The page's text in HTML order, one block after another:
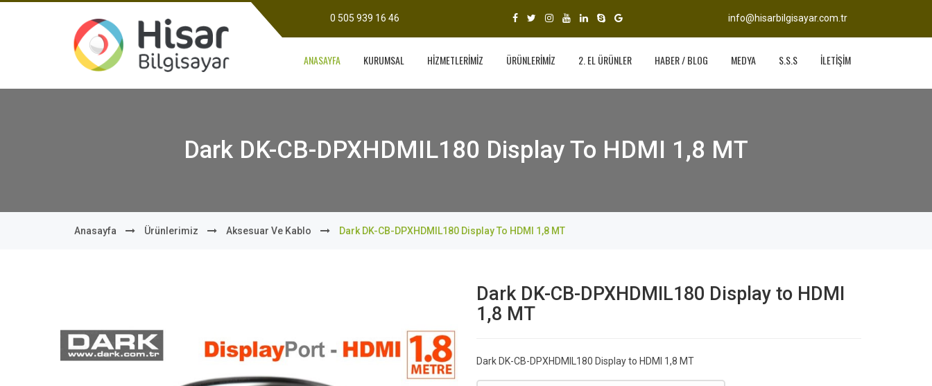
0 505 939 16 46 info@hisarbilgisayar.com.tr
ANASAYFA KURUMSAL HİZMETLERİMİZ ÜRÜNLERİMİZ 2. EL ÜRÜNLER HABER / BLOG MEDYA S.S.S İLETİŞİM
Dark DK-CB-DPXHDMIL180 Display To HDMI 1,8 MT
Anasayfa Ürünlerimiz Aksesuar Ve Kablo Dark DK-CB-DPXHDMIL180 Display To HDMI 1,8 MT
Dark DK-CB-DPXHDMIL180 Display to HDMI
1,8 MT
Dark DK-CB-DPXHDMIL180 Display to HDMI 1,8 MT